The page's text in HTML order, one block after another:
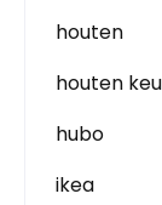
houten
houten
hubo
ikea